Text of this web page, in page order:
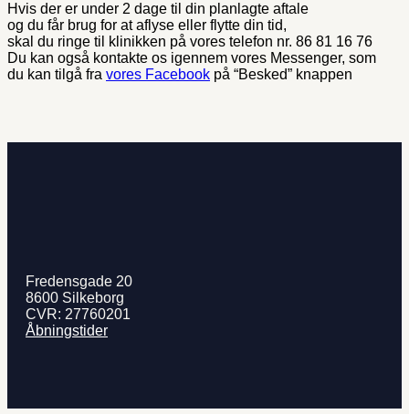
Hvis der er under 2 dage til din planlagte aftale
og du får brug for at aflyse eller flytte din tid,
skal du ringe til klinikken på vores telefon nr. 86 81 16 76
Du kan også kontakte os igennem vores Messenger, som
du kan tilgå fra vores Facebook på “Besked” knappen
Fredensgade 20
8600 Silkeborg
CVR: 27760201
Åbningstider